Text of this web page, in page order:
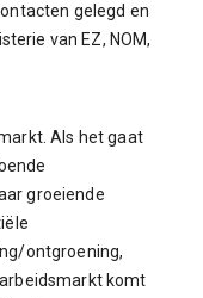
gelegd en
van EZ, NOM,
Als het gaat
groeiende
ontgroening,
arbeidsmarkt komt